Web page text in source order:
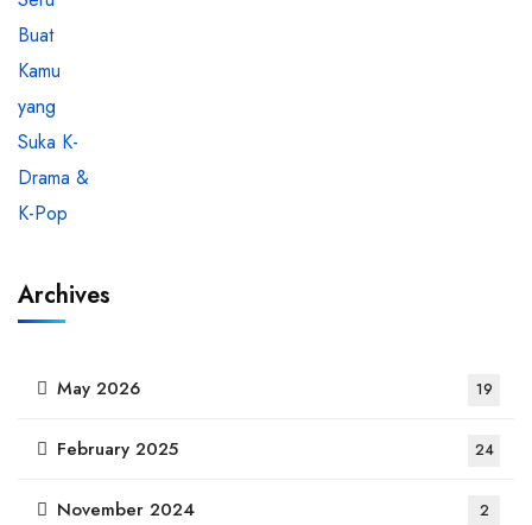
Archives
May 2026 19
February 2025 24
November 2024 2